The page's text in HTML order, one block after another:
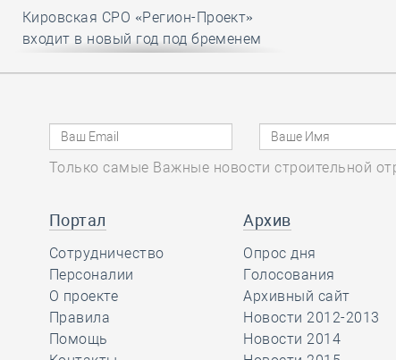
Кировская СРО «Регион-Проект»
входит в новый год под бременем
29.12, 12:25 0 1718
В строительный полдень. Ввод
жилья в России впервые достиг
за год
29.12, 11:28 0
Ирек Файзуллин поблагодарил
Анвара Шамузафарова за участие
в подготовке и проведении II
Только самые Важные новости строительной
Портал
Сотрудничество
Персоналии
О проекте
Правила
Помощь
Архив
Опрос дня
Голосования
Архивный сайт
Новости 2012-2013
Новости 2014